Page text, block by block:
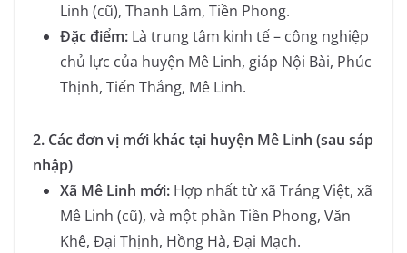
Linh (cũ), Thanh Lâm, Tiền Phong.
Đặc điểm: Là trung tâm kinh tế – công nghiệp
chủ lực của huyện Mê Linh, giáp Nội Bài, Phúc
Thịnh, Tiến Thắng, Mê Linh.
2. Các đơn vị mới khác tại huyện Mê Linh (sau sáp
nhập)
Xã Mê Linh mới: Hợp nhất từ xã Tráng Việt, xã
Mê Linh (cũ), và một phần Tiền Phong, Văn
Khê, Đại Thịnh, Hồng Hà, Đại Mạch.